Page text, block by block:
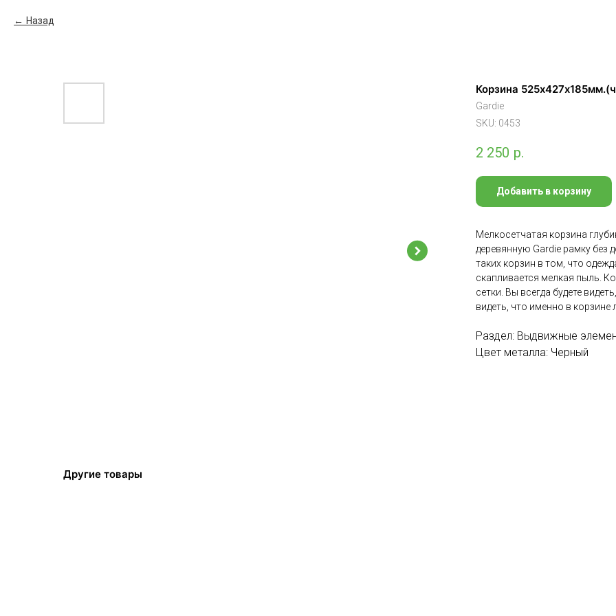
Назад
Корзина
Gardie
SKU: 0453
2 250 р.
Добавить в корзину
Мелкосетчатая корзина
деревянную Gardie рамку
таких корзин в том, что
скапливается мелкая пыль.
сетки. Вы всегда будете
видеть, что именно в
Раздел: Выдвижные
Цвет металла: Черный
Другие товары